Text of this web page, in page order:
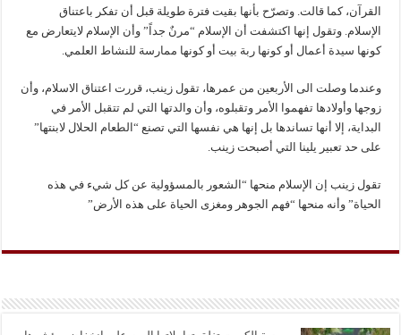
القرآن، كما قالت. وتصرّح بأنها بقيت فترة طويلة قبل أن تفكر باعتناق
الإسلام. وتقول إنها اكتشفت أن الإسلام “مرنٌ جداً” وأن الإسلام لايتعارض مع
كونها سيدة أعمال أو كونها ربة بيت أو كونها ممارسة للنشاط العلمي.
وعندما وصلت الى الأربعين من عمرها، تقول زينب، قررت اعتناق الاسلام، وأن
زوجها وأولادها تفهموا الأمر وتقبلوه، وأن والدتها التي لم تتقبل الأمر في
البداية، إلا أنها تساندها بل إنها هي نفسها التي تصنع “الطعام الحلال لابنتها”
على حد تعبير يلينا التي أصبحت زينب.
تقول زينب إن الإسلام منحها “الشعور بالمسؤولية عن كل شيء في هذه
الحياة” وأنه منحها “فهم الجوهر ومغزى الحياة على هذه الأرض”